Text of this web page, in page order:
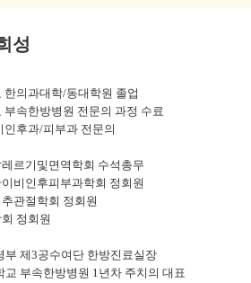
성
한의과대학/동대학원 졸업
부속한방병원 전문의 과정 수료
인후과/피부과 전문의
르기및면역학회 수석총무
비인후피부과학회 정회원
관절학회 정회원
정회원
부 제3공수여단 한방진료실장
교 부속한방병원 1년차 주치의 대표